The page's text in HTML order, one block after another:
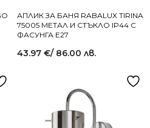
АПЛИК ЗА БАНЯ RABALUX TIRINA
75005 МЕТАЛ И СТЪКЛО IP44 С
ФАСУНГА E27
43.97 €/ 86.00 лв.